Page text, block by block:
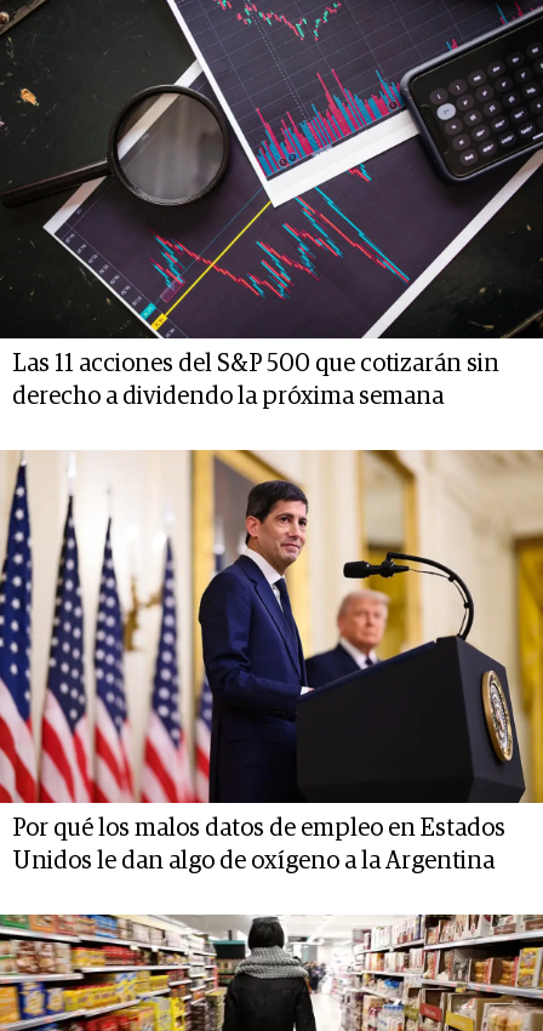
Las 11 acciones del S&P 500 que cotizarán sin
derecho a dividendo la próxima semana
Por qué los malos datos de empleo en Estados
Unidos le dan algo de oxígeno a la Argentina